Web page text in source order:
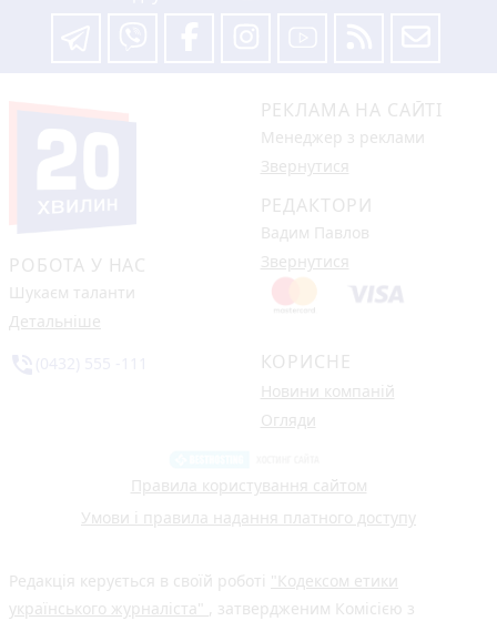
РОБОТА У НАС
Шукаєм таланти
Детальніше
РЕКЛАМА НА САЙТІ
Менеджер з реклами
Звернутися
РЕДАКТОРИ
Вадим Павлов
Звернутися
КОРИСНЕ
Новини компаній
Огляди
Правила користування сайтом
Умови і правила надання платного доступу
Редакція керується в своїй роботі "Кодексом етики
українського журналіста" , затвердженим Комісією з